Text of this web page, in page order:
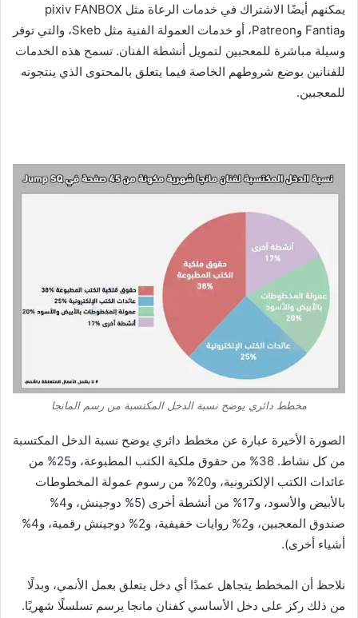
يمكنهم أيضًا الاشتراك في خدمات الرعاة مثل pixiv FANBOX
وFantia وPatreon، أو خدمات العمولة الفنية مثل Skeb، والتي توفر
وسيلة مباشرة للمعحبين لتمويل أنشطة الفنان. تسمح هذه الخدمات
للفنانين بوضع شروطهم الخاصة فيما يتعلق بالمحتوى الذي ينتجونه
للمعجبين.
مخطط دائري يوضح نسبة الدخل المكتسبة من رسم المانجا
الصورة الأخيرة عبارة عن مخطط دائري يوضح نسبة الدخل المكتسبة
من كل نشاط. 38% من حقوق ملكية الكتب المطبوعة، و25% من
عائدات الكتب الإلكترونية، و20% من رسوم عمولة المخطوطات
بالأبيض والأسود، و17% من أنشطة أخرى (5% دوجينش، و4%
صندوق المعجبين، و2% روايات خفيفية، و2% دوجينش رقمية، و4%
أشياء أخرى).
نلاحظ أن المخطط يتجاهل عمدًا أي دخل يتعلق بعمل الأنمي، وبدلًا
من ذلك ركز على دخل الأساسي كفنان مانجا يرسم تسلسلًا شهريًا.